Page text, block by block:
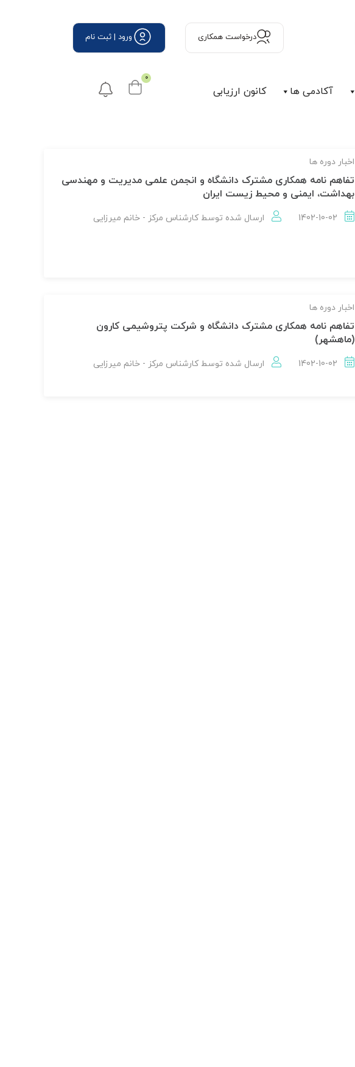
ورود | ثبت نام درخواست همكاری
آکادمی ها کانون ارزیابی
0
اخبار دوره ها
تفاهم نامه همکاری مشترک دانشگاه و انجمن علمی مدیریت و مهندسی
بهداشت، ایمنی و محیط زیست ایران
1402-10-02 ارسال شده توسطکارشناس مرکز - خانم میرزایی
اخبار دوره ها
تفاهم نامه همکاری مشترک دانشگاه و شرکت پتروشیمی کارون
(ماهشهر)
1402-10-02 ارسال شده توسطکارشناس مرکز - خانم میرزایی